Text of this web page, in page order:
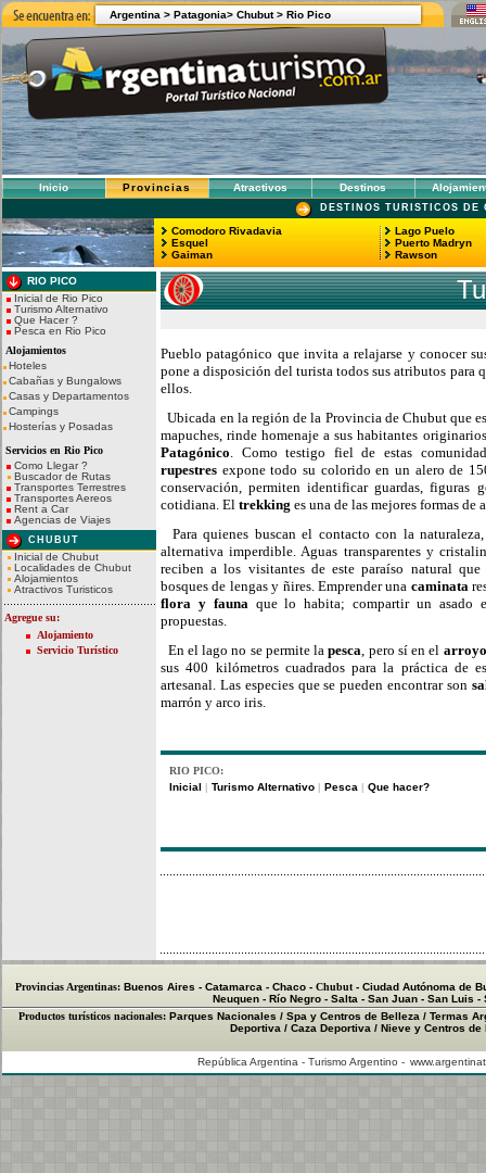
Argentina > Patagonia> Chubut> Rio Pico
Inicio Provincias Atractivos Destinos
DESTINOS TURISTICOS DE
Comodoro Rivadavia
Esquel
Gaiman
Lago Puelo
Puerto Madryn
Rawson
RIO PICO
Inicial de Rio Pico
Turismo Alternativo
Que Hacer ?
Pesca en Rio Pico
Alojamientos
Hoteles
Cabañas y Bungalows
Casas y Departamentos
Campings
Hosterías y Posadas
Servicios en Rio Pico
Como Llegar ?
Buscador de Rutas
Transportes Terrestres
Transportes Aereos
Rent a Car
Agencias de Viajes
CHUBUT
Inicial de Chubut
Localidades de Chubut
Alojamientos
Atractivos Turisticos
Agregue su:
Alojamiento
Servicio Turístico
Pueblo patagónico que invita a relajarse y conocer
pone a disposición del turista todos sus atributos para
ellos.
Ubicada en la región de la Provincia de Chubut que
mapuches, rinde homenaje a sus habitantes
Patagónico. Como testigo fiel de estas
rupestres expone todo su colorido en un alero de
conservación, permiten identificar guardas, figuras
cotidiana. El trekking es una de las mejores formas
Para quienes buscan el contacto con la
alternativa imperdible. Aguas transparentes y
reciben a los visitantes de este paraíso natural que
bosques de lengas y ñires. Emprender una caminata
flora y faunaque lo habita; compartir un asado
propuestas.
En el lago no se permite lapesca, pero sí en el
sus 400 kilómetros cuadrados para la práctica de
artesanal. Las especies que se pueden encontrar son
marrón y arco iris.
RIO PICO:
Inicial
Turismo Alternativo Pesca Que hacer?
Provincias Argentinas: Buenos Aires - Catamarca - Chaco - Chubut - Ciudad Autónoma de
Neuquen - Río Negro - Salta - San Juan - San Luis -
Productos turísticos nacionales: Parques Nacionales / Spa y Centros de Belleza / Termas
Deportiva / Caza Deportiva / Nieve y Centros de
República Argentina - Turismo Argentino -